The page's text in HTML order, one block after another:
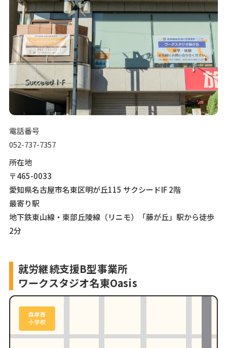
電話番号
052-737-7357
所在地
〒465-0033
愛知県名古屋市名東区明が丘115 サクシードIF 2階
最寄り駅
地下鉄東山線・東部丘陵線（リニモ）「藤が丘」駅から徒歩
2分
就労継続支援B型事業所
ワークスタジオ名東Oasis